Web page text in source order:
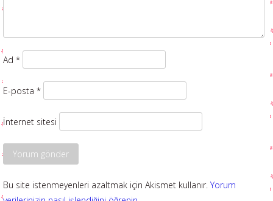
Ad *
E-posta *
İnternet sitesi
Bu site istenmeyenleri azaltmak için Akismet kullanır. Yorum